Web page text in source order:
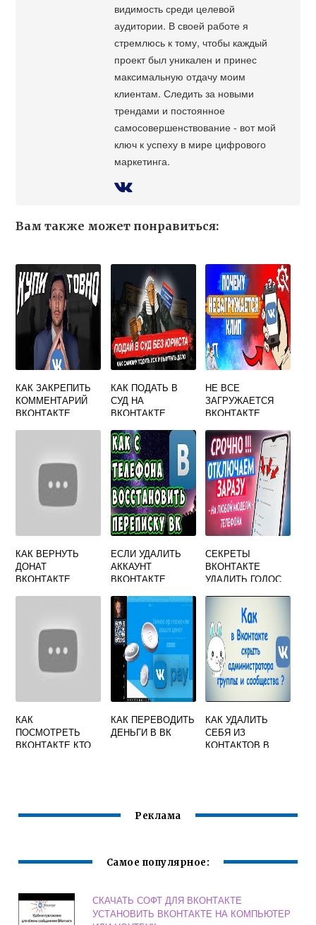
видимость среди целевой
аудитории. В своей работе я
стремлюсь к тому, чтобы каждый
проект был уникален и принес
максимальную отдачу моим
клиентам. Следить за новыми
трендами и постоянное
самосовершенствование - вот мой
ключ к успеху в мире цифрового
маркетинга.
Вам также может понравиться:
КАК ЗАКРЕПИТЬ
КОММЕНТАРИЙ
ВКОНТАКТЕ
КАК ПОДАТЬ В
СУД НА
ВКОНТАКТЕ
НЕ ВСЕ
ЗАГРУЖАЕТСЯ
ВКОНТАКТЕ
КАК ВЕРНУТЬ
ДОНАТ
ВКОНТАКТЕ
ЕСЛИ УДАЛИТЬ
АККАУНТ
ВКОНТАКТЕ
ПЕРЕПИСКА У
СОБЕСЕДНИКА
СЕКРЕТЫ
ВКОНТАКТЕ
УДАЛИТЬ ГОЛОС
КАК
ПОСМОТРЕТЬ
ВКОНТАКТЕ КТО
КАК ПЕРЕВОДИТЬ
ДЕНЬГИ В ВК
КАК УДАЛИТЬ
СЕБЯ ИЗ
КОНТАКТОВ В
Реклама
Самое популярное:
СКАЧАТЬ СОФТ ДЛЯ ВКОНТАКТЕ
УСТАНОВИТЬ ВКОНТАКТЕ НА КОМПЬЮТЕР